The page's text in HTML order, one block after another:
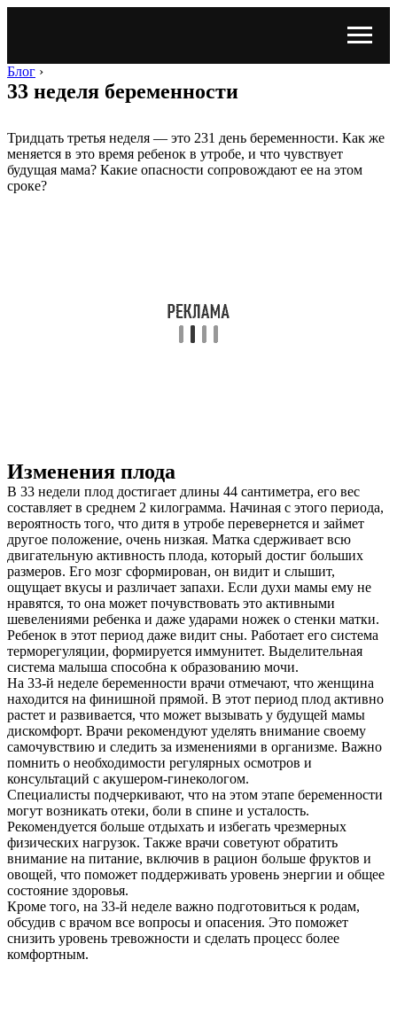
Блог ›
33 неделя беременности
Тридцать третья неделя — это 231 день беременности. Как же
меняется в это время ребенок в утробе, и что чувствует
будущая мама? Какие опасности сопровождают ее на этом
сроке?
Изменения плода
В 33 недели плод достигает длины 44 сантиметра, его вес
составляет в среднем 2 килограмма. Начиная с этого периода,
вероятность того, что дитя в утробе перевернется и займет
другое положение, очень низкая. Матка сдерживает всю
двигательную активность плода, который достиг больших
размеров. Его мозг сформирован, он видит и слышит,
ощущает вкусы и различает запахи. Если духи мамы ему не
нравятся, то она может почувствовать это активными
шевелениями ребенка и даже ударами ножек о стенки матки.
Ребенок в этот период даже видит сны. Работает его система
терморегуляции, формируется иммунитет. Выделительная
система малыша способна к образованию мочи.
На 33-й неделе беременности врачи отмечают, что женщина
находится на финишной прямой. В этот период плод активно
растет и развивается, что может вызывать у будущей мамы
дискомфорт. Врачи рекомендуют уделять внимание своему
самочувствию и следить за изменениями в организме. Важно
помнить о необходимости регулярных осмотров и
консультаций с акушером-гинекологом.
Специалисты подчеркивают, что на этом этапе беременности
могут возникать отеки, боли в спине и усталость.
Рекомендуется больше отдыхать и избегать чрезмерных
физических нагрузок. Также врачи советуют обратить
внимание на питание, включив в рацион больше фруктов и
овощей, что поможет поддерживать уровень энергии и общее
состояние здоровья.
Кроме того, на 33-й неделе важно подготовиться к родам,
обсудив с врачом все вопросы и опасения. Это поможет
снизить уровень тревожности и сделать процесс более
комфортным.